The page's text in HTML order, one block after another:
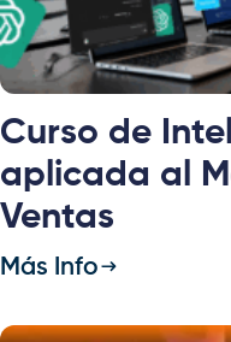
Curso de
aplicada al
Ventas
Más Info